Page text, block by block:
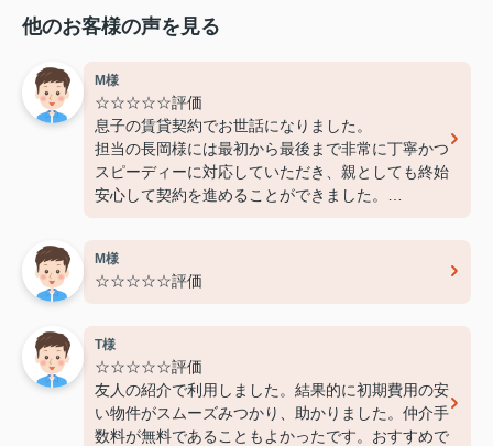
他のお客様の声を見る
M様
☆☆☆☆☆評価
息子の賃貸契約でお世話になりました。
担当の長岡様には最初から最後まで非常に丁寧かつ
スピーディーに対応していただき、親としても終始
安心して契約を進めることができました。
また機会があればぜひ利用させていただきたいと思
います。本当にありがとうございました！
M様
☆☆☆☆☆評価
T様
☆☆☆☆☆評価
友人の紹介で利用しました。結果的に初期費用の安
い物件がスムーズみつかり、助かりました。仲介手
数料が無料であることもよかったです。おすすめで